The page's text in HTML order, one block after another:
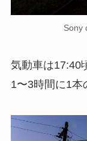
Sony
気動車は17:40
1〜3時間に1本